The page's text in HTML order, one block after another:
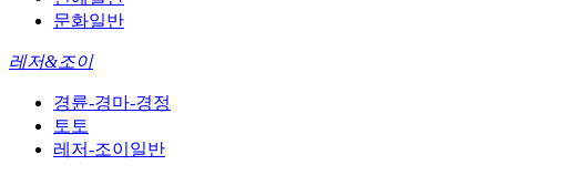
문화일반
레저&조이
경륜-경마-경정
토토
레저-조이일반